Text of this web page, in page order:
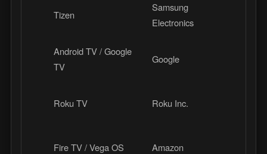
Tizen
Samsung
Electronics
Android TV / Google
TV
Google
Roku TV Roku Inc.
Fire TV / Vega OS Amazon